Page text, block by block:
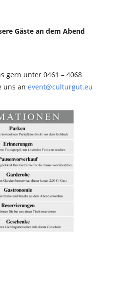
Gäste an dem Abend
gern unter 0461 – 4068
uns an event@culturgut.eu